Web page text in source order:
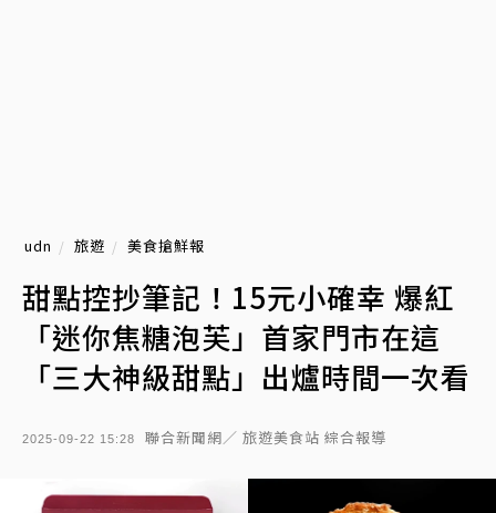
udn 旅遊 美食搶鮮報
甜點控抄筆記！15元小確幸 爆紅
「迷你焦糖泡芙」首家門市在這
「三大神級甜點」出爐時間一次看
2025-09-22 15:28 聯合新聞網／ 旅遊美食站 綜合報導